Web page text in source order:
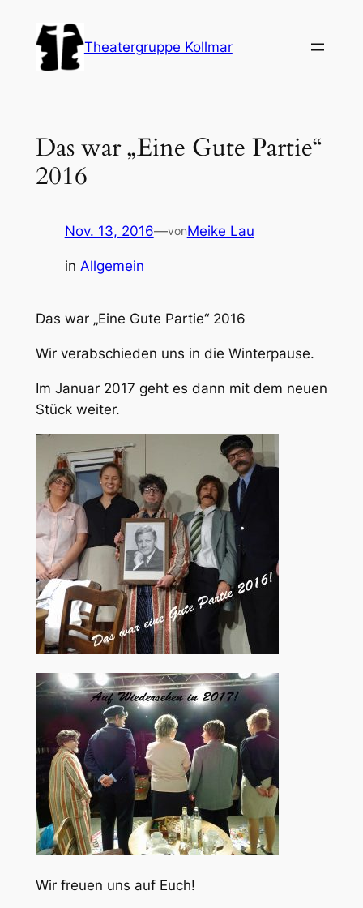
Inhalt
springen
Theatergruppe Kollmar
Das war „Eine Gute Partie“
2016
Nov. 13, 2016—vonMeike Lau
in Allgemein
Das war „Eine Gute Partie“ 2016
Wir verabschieden uns in die Winterpause.
Im Januar 2017 geht es dann mit dem neuen
Stück weiter.
Wir freuen uns auf Euch!